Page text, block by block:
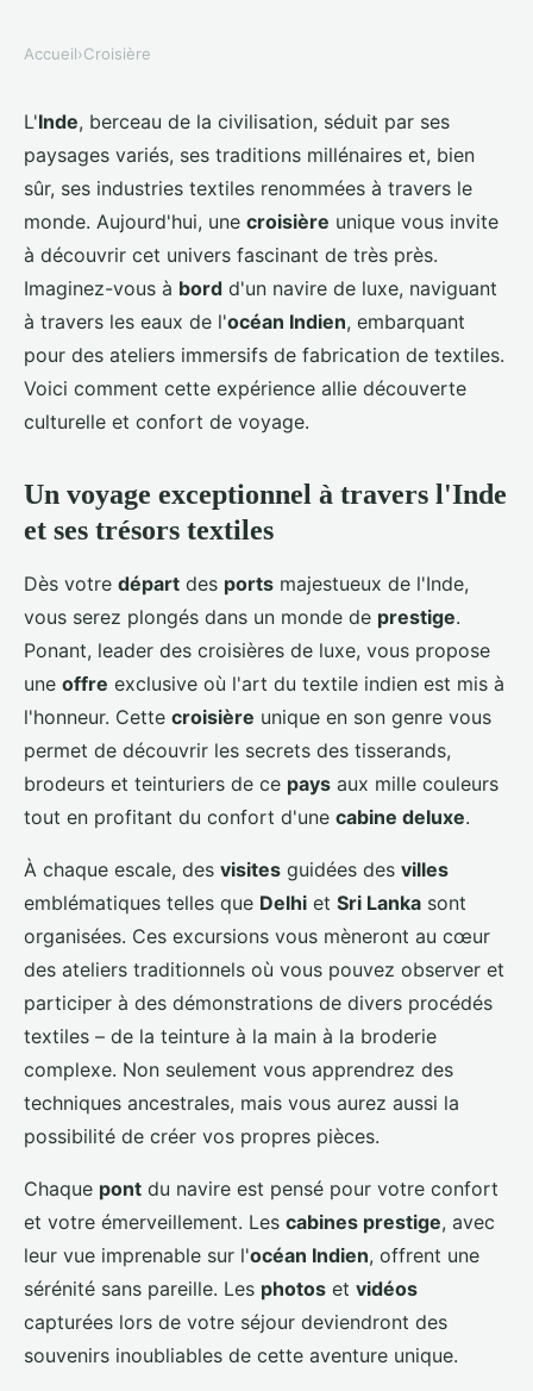
Peut-on trouver une croisière
qui propose des ateliers de
fabrication de textiles en Inde?
Lyna•10 juillet 2024•5 min de lecture
Accueil›Croisière
L'Inde, berceau de la civilisation, séduit par ses
paysages variés, ses traditions millénaires et, bien
sûr, ses industries textiles renommées à travers le
monde. Aujourd'hui, une croisière unique vous invite
à découvrir cet univers fascinant de très près.
Imaginez-vous à bord d'un navire de luxe, naviguant
à travers les eaux de l'océan Indien, embarquant
pour des ateliers immersifs de fabrication de textiles.
Voici comment cette expérience allie découverte
culturelle et confort de voyage.
Un voyage exceptionnel à travers l'Inde
et ses trésors textiles
Dès votre départ des ports majestueux de l'Inde,
vous serez plongés dans un monde de prestige.
Ponant, leader des croisières de luxe, vous propose
une offre exclusive où l'art du textile indien est mis à
l'honneur. Cette croisière unique en son genre vous
permet de découvrir les secrets des tisserands,
brodeurs et teinturiers de ce pays aux mille couleurs
tout en profitant du confort d'une cabine deluxe.
À chaque escale, des visites guidées des villes
emblématiques telles que Delhi et Sri Lanka sont
organisées. Ces excursions vous mèneront au cœur
des ateliers traditionnels où vous pouvez observer et
participer à des démonstrations de divers procédés
textiles – de la teinture à la main à la broderie
complexe. Non seulement vous apprendrez des
techniques ancestrales, mais vous aurez aussi la
possibilité de créer vos propres pièces.
Chaque pont du navire est pensé pour votre confort
et votre émerveillement. Les cabines prestige, avec
leur vue imprenable sur l'océan Indien, offrent une
sérénité sans pareille. Les photos et vidéos
capturées lors de votre séjour deviendront des
souvenirs inoubliables de cette aventure unique.